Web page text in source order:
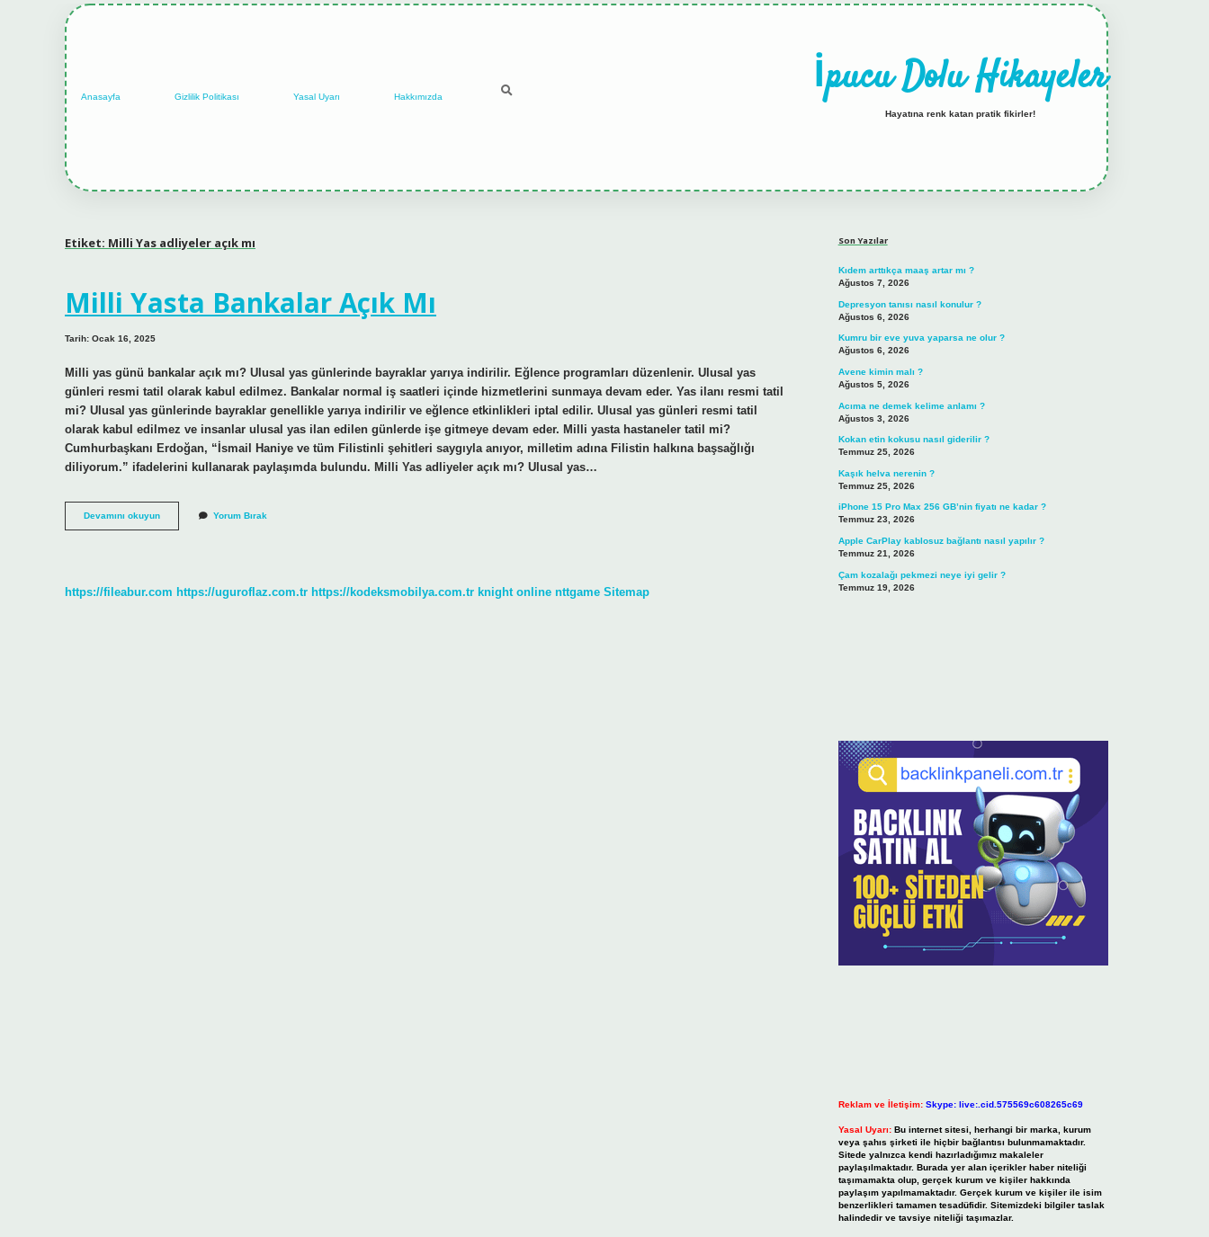
Anasayfa Gizlilik Politikası Yasal Uyarı Hakkımızda İpucu Dolu Hikayeler
Hayatına renk katan pratik fikirler!
Etiket: Milli Yas adliyeler açık mı
Milli Yasta Bankalar Açık Mı
Tarih: Ocak 16, 2025
Milli yas günü bankalar açık mı? Ulusal yas günlerinde bayraklar yarıya indirilir. Eğlence programları düzenlenir. Ulusal yas
günleri resmi tatil olarak kabul edilmez. Bankalar normal iş saatleri içinde hizmetlerini sunmaya devam eder. Yas ilanı resmi tatil
mi? Ulusal yas günlerinde bayraklar genellikle yarıya indirilir ve eğlence etkinlikleri iptal edilir. Ulusal yas günleri resmi tatil
olarak kabul edilmez ve insanlar ulusal yas ilan edilen günlerde işe gitmeye devam eder. Milli yasta hastaneler tatil mi?
Cumhurbaşkanı Erdoğan, “İsmail Haniye ve tüm Filistinli şehitleri saygıyla anıyor, milletim adına Filistin halkına başsağlığı
diliyorum.” ifadelerini kullanarak paylaşımda bulundu. Milli Yas adliyeler açık mı? Ulusal yas…
Devamını okuyunMilli
Yasta
Yorum Bırak
https://fileabur.com https://uguroflaz.com.tr https://kodeksmobilya.com.tr knight online nttgame Sitemap
Son Yazılar
Kıdem arttıkça maaş artar mı ?
Ağustos 7, 2026
Depresyon tanısı nasıl konulur ?
Ağustos 6, 2026
Kumru bir eve yuva yaparsa ne olur ?
Ağustos 6, 2026
Avene kimin malı ?
Ağustos 5, 2026
Acıma ne demek kelime anlamı ?
Ağustos 3, 2026
Kokan etin kokusu nasıl giderilir ?
Temmuz 25, 2026
Kaşık helva nerenin ?
Temmuz 25, 2026
iPhone 15 Pro Max 256 GB’nin fiyatı ne kadar ?
Temmuz 23, 2026
Apple CarPlay kablosuz bağlantı nasıl yapılır ?
Temmuz 21, 2026
Çam kozalağı pekmezi neye iyi gelir ?
Temmuz 19, 2026
Reklam ve İletişim: Skype: live:.cid.575569c608265c69
Yasal Uyarı: Bu internet sitesi, herhangi bir marka, kurum
veya şahıs şirketi ile hiçbir bağlantısı bulunmamaktadır.
Sitede yalnızca kendi hazırladığımız makaleler
paylaşılmaktadır. Burada yer alan içerikler haber niteliği
taşımamakta olup, gerçek kurum ve kişiler hakkında
paylaşım yapılmamaktadır. Gerçek kurum ve kişiler ile isim
benzerlikleri tamamen tesadüfidir. Sitemizdeki bilgiler taslak
halindedir ve tavsiye niteliği taşımazlar.